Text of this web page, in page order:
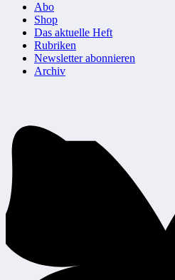
Abo
Shop
Das aktuelle Heft
Rubriken
Newsletter abonnieren
Archiv